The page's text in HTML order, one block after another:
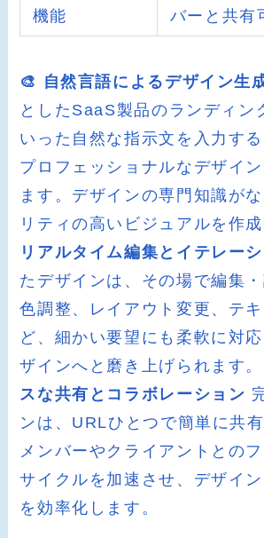
機能 バーと共有
🎨 自然言語によるデザイン生
としたSaaS製品のランディン
いった自然な指示文を入力す
プロフェッショナルなデザイ
ます。デザインの専門知識が
リティの高いビジュアルを作
リアルタイム編集とイテレー
たデザインは、その場で編集・
色調整、レイアウト変更、テ
ど、細かい要望にも柔軟に対
ザインへと磨き上げられます。
スな共有とコラボレーション
ンは、URLひとつで簡単に共
メンバーやクライアントとの
サイクルを加速させ、デザイ
を効率化します。